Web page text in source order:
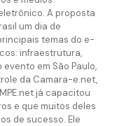
A proposta
um dia de
temas do e-
infraestrutura,
em São Paulo,
da Camara-e.net,
já capacitou
e que muitos deles
de sucesso. Ele